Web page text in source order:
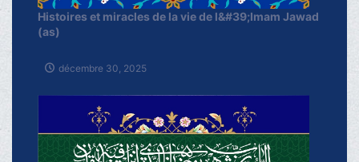
Histoires et miracles de la vie de l&#39;Imam Jawad
(as)
décembre 30, 2025